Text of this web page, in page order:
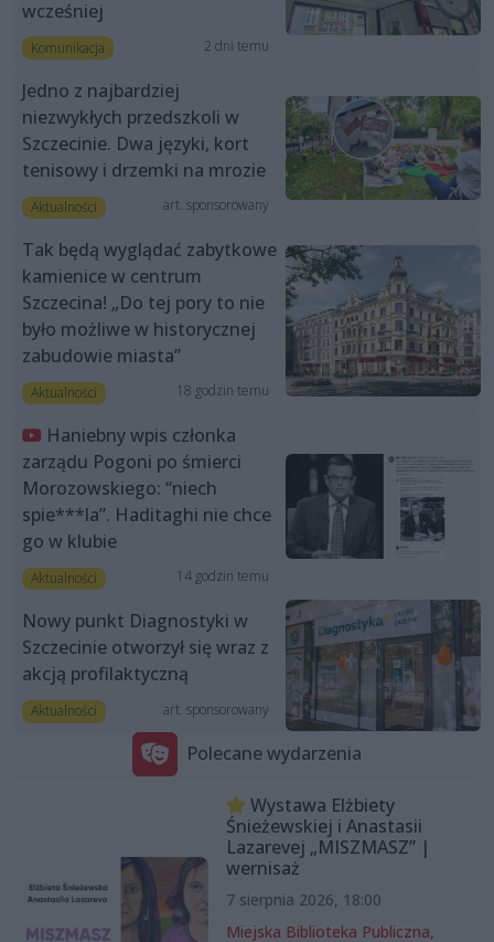
wcześniej
Komunikacja 2 dni temu
Jedno z najbardziej
niezwykłych przedszkoli w
Szczecinie. Dwa języki, kort
tenisowy i drzemki na mrozie
Aktualności art. sponsorowany
Tak będą wyglądać zabytkowe
kamienice w centrum
Szczecina! „Do tej pory to nie
było możliwe w historycznej
zabudowie miasta”
Aktualności 18 godzin temu
Haniebny wpis członka
zarządu Pogoni po śmierci
Morozowskiego: “niech
spie***la”. Haditaghi nie chce
go w klubie
Aktualności 14 godzin temu
Nowy punkt Diagnostyki w
Szczecinie otworzył się wraz z
akcją profilaktyczną
Aktualności art. sponsorowany
Polecane wydarzenia
Wystawa Elżbiety
Śnieżewskiej i Anastasii
Lazarevej „MISZMASZ” |
wernisaż
7 sierpnia 2026, 18:00
Miejska Biblioteka Publiczna,